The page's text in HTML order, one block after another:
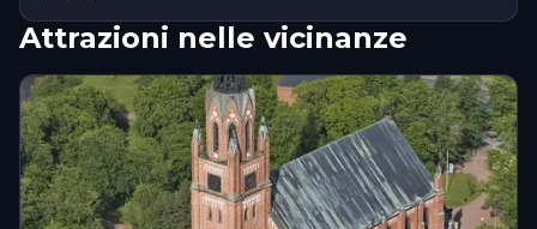
Attrazioni nelle vicinanze